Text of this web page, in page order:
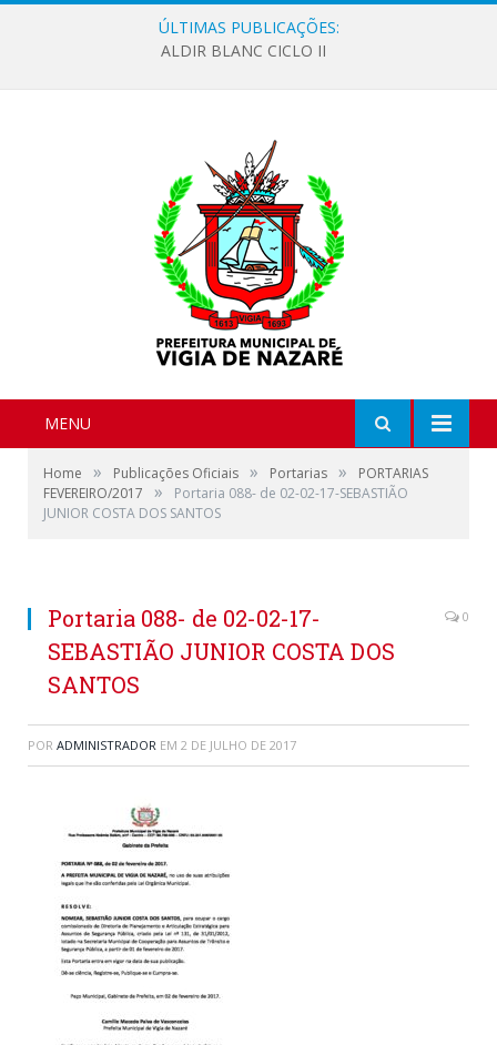
ÚLTIMAS PUBLICAÇÕES:
ALDIR BLANC CICLO II
MENU
Home » Publicações Oficiais » Portarias »
PORTARIAS
FEVEREIRO/2017
»
Portaria 088- de 02-02-17-SEBASTIÃO
JUNIOR COSTA DOS SANTOS
Portaria 088- de 02-02-17-
SEBASTIÃO JUNIOR COSTA DOS
SANTOS
0
POR ADMINISTRADOR EM 2 DE JULHO DE 2017